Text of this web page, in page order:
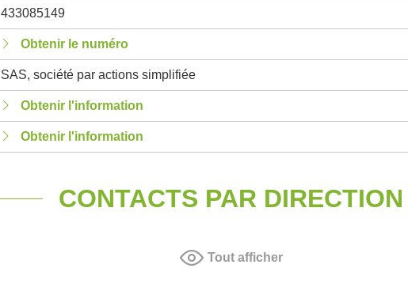
433085149
Obtenir le numéro
SAS, société par actions simplifiée
Obtenir l'information
Obtenir l'information
CONTACTS PAR DIRECTION
Tout afficher